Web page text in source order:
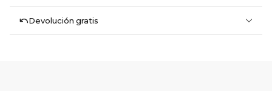
Devolución gratis